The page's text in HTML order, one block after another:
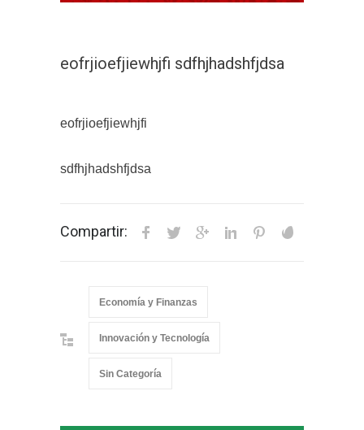
eofrjioefjiewhjfi sdfhjhadshfjdsa
eofrjioefjiewhjfi
sdfhjhadshfjdsa
Compartir:
Economía y Finanzas
Innovación y Tecnología
Sin Categoría